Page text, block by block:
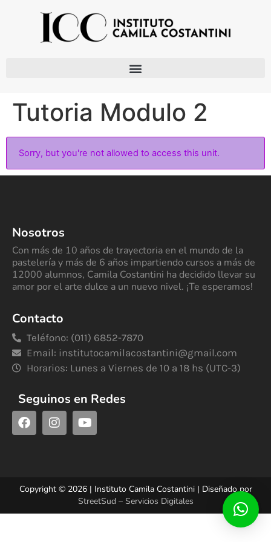
Tutoria Modulo 2
Sorry, but you're not allowed to access this unit.
Nosotros
Con más de 10 años de trayectoria en el mundo de la
pastelería y más de 6 años impartiendo cursos a más de
12000 alumnos, Camila Costantini ha decidido llevar su
amor por el arte dulce a un nuevo nivel. ¡Te esperamos!
Contacto
Teléfono: (011) 6852-7870
Email: institutocamilacostantini@gmail.com
Horarios: Lunes a Viernes de 10 a 18 hs (UTC-3)
Seguinos en Redes
Copyright © 2026 | Instituto Camila Costantini | Diseñado por
StreetSud – Servicios Digitales